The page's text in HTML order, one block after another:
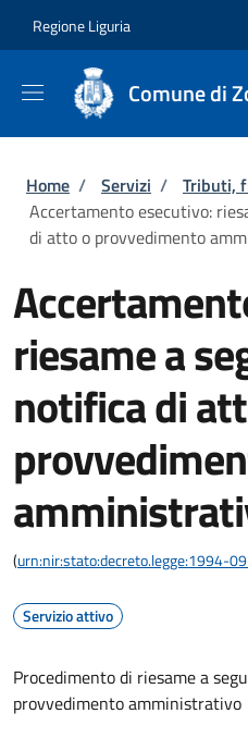
Regione Liguria
Comune di
Briciole di
Home / Servizi / Tributi,
Accertamento esecutivo:
di atto o provvedimento
riesame a
notifica di
(urn:nir:stato:decreto.legge:1994-
Servizio attivo
Procedimento di riesame a
provvedimento amministrativo